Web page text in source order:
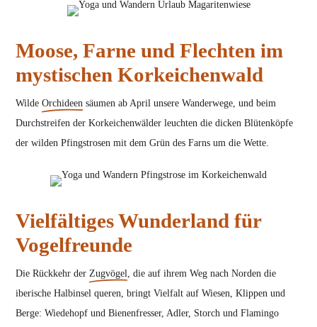
Moose, Farne und Flechten im
mystischen Korkeichenwald
WildeOrchideen säumen ab April unsere Wanderwege, und beim
Durchstreifen der Korkeichenwälder leuchten die dicken Blütenköpfe
der wilden Pfingstrosen mit dem Grün des Farns um die Wette.
Vielfältiges Wunderland für
Vogelfreunde
Die Rückkehr derZugvögel, die auf ihrem Weg nach Norden die
iberische Halbinsel queren, bringt Vielfalt auf Wiesen, Klippen und
Berge: Wiedehopf und Bienenfresser, Adler, Storch und Flamingo